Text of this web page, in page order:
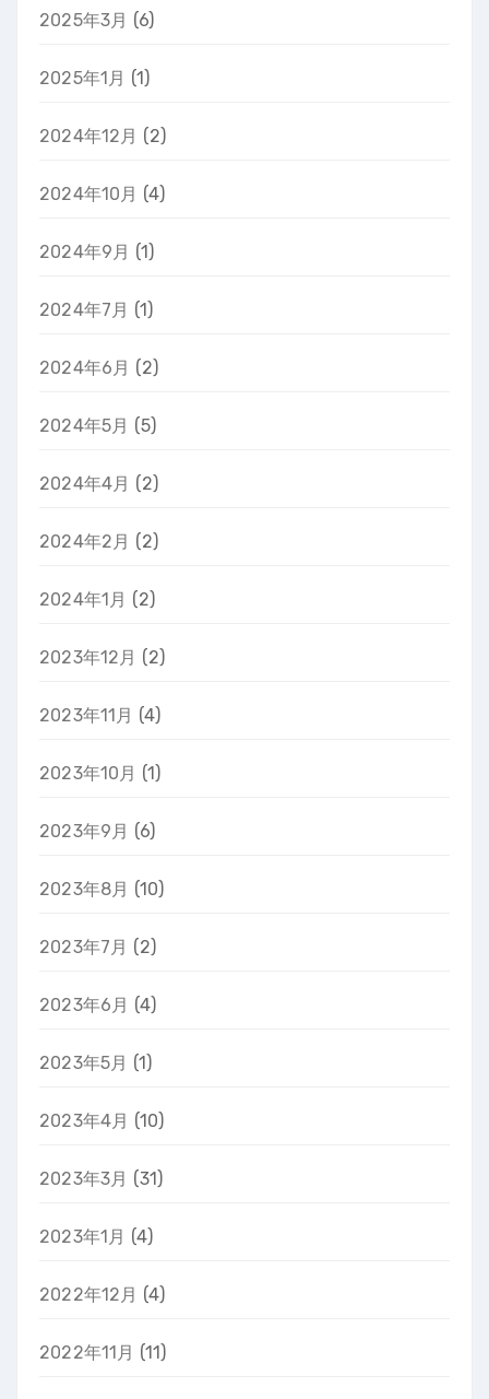
2025年3月 (6)
2025年1月 (1)
2024年12月 (2)
2024年10月 (4)
2024年9月 (1)
2024年7月 (1)
2024年6月 (2)
2024年5月 (5)
2024年4月 (2)
2024年2月 (2)
2024年1月 (2)
2023年12月 (2)
2023年11月 (4)
2023年10月 (1)
2023年9月 (6)
2023年8月 (10)
2023年7月 (2)
2023年6月 (4)
2023年5月 (1)
2023年4月 (10)
2023年3月 (31)
2023年1月 (4)
2022年12月 (4)
2022年11月 (11)